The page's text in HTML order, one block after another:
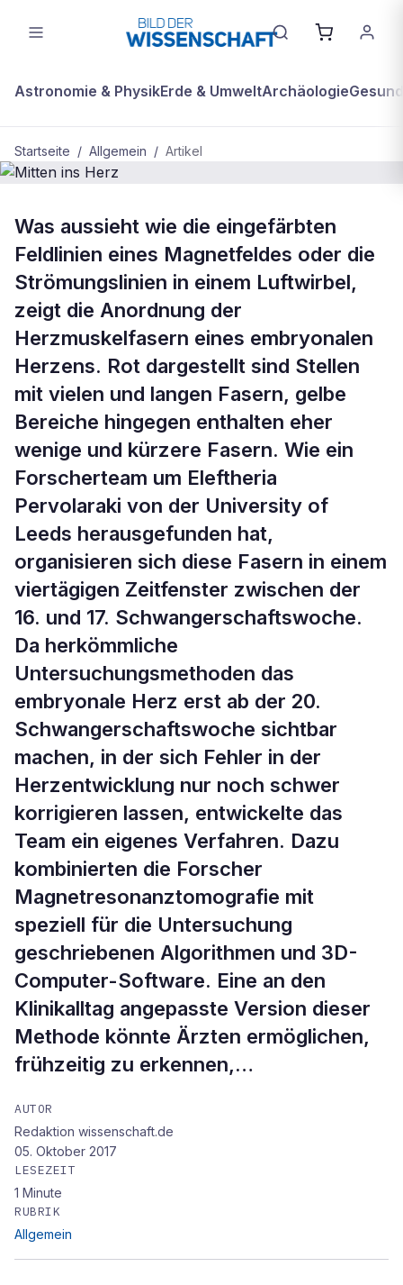
Astronomie & PhysikErde & UmweltArchäologie
Startseite / Allgemein / Artikel
Mitten ins Herz
Was aussieht wie die eingefärbten
Feldlinien eines Magnetfeldes oder die
Strömungslinien in einem Luftwirbel,
zeigt die Anordnung der
Herzmuskelfasern eines embryonalen
Herzens. Rot dargestellt sind Stellen
mit vielen und langen Fasern, gelbe
Bereiche hingegen enthalten eher
wenige und kürzere Fasern. Wie ein
Forscherteam um Eleftheria
Pervolaraki von der University of
Leeds herausgefunden hat,
organisieren sich diese Fasern in einem
viertägigen Zeitfenster zwischen der
16. und 17. Schwangerschaftswoche.
Da herkömmliche
Untersuchungsmethoden das
embryonale Herz erst ab der 20.
Schwangerschaftswoche sichtbar
machen, in der sich Fehler in der
Herzentwicklung nur noch schwer
korrigieren lassen, entwickelte das
Team ein eigenes Verfahren. Dazu
kombinierten die Forscher
Magnetresonanztomografie mit
speziell für die Untersuchung
geschriebenen Algorithmen und 3D-
Computer-Software. Eine an den
Klinikalltag angepasste Version dieser
Methode könnte Ärzten ermöglichen,
frühzeitig zu erkennen,…
AUTOR
Redaktion wissenschaft.de
05. Oktober 2017
LESEZEIT
1 Minute
RUBRIK
Allgemein